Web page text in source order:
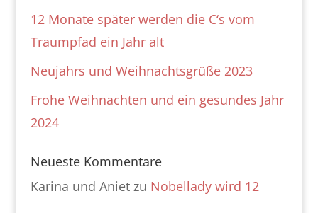
12 Monate später werden die C‘s vom
Traumpfad ein Jahr alt
Neujahrs und Weihnachtsgrüße 2023
Frohe Weihnachten und ein gesundes Jahr
2024
Neueste Kommentare
Karina und Anietzu Nobellady wird 12